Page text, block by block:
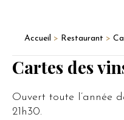
Accueil > Restaurant >
Cartes des
Ouvert toute l’année
21h30.